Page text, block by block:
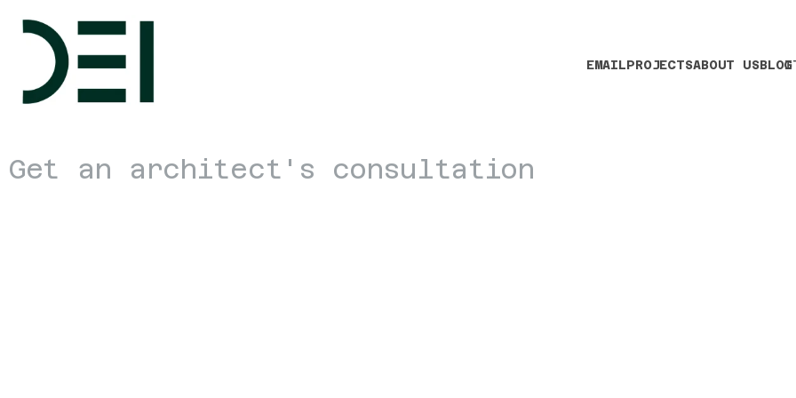
EMAILPROJECTSABOUT USBLOG
Get an architect's consultation